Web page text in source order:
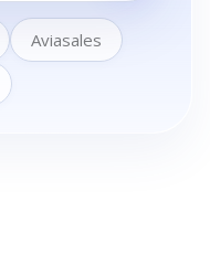
Aviasales